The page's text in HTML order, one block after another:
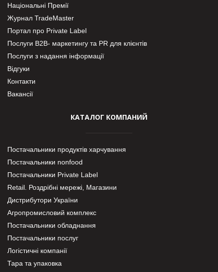
Національні Премії
Журнал TradeMaster
Портал про Private Label
Послуги В2В- маркетингу та PR для клієнтів
Послуги з надання інформації
Відгуки
Контакти
Вакансії
КАТАЛОГ КОМПАНИЙ
Постачальники продуктів харчування
Постачальники nonfood
Постачальники Private Label
Retail. Роздрібні мережі, Магазини
Дистрибутори України
Агропромисловий комплекс
Постачальники обладнання
Постачальники послуг
Логістичні компанії
Тара та упаковка